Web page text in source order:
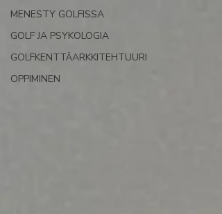
MENESTY GOLFISSA
GOLF JA PSYKOLOGIA
GOLFKENTTÄARKKITEHTUURI
OPPIMINEN